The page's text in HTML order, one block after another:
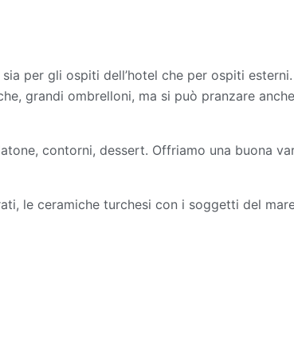
per gli ospiti dell’hotel che per ospiti
grandi ombrelloni, ma si può pranzare
contorni, dessert. Offriamo una buona
le ceramiche turchesi con i soggetti del